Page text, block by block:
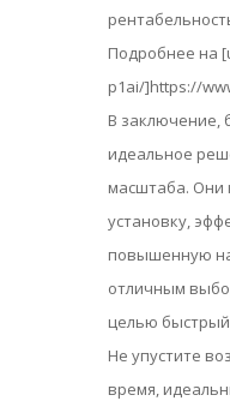
Подробнее на
p1ai/]https://
В заключение,
идеальное
масштаба. Они
установку,
повышенную
отличным
целью быстрый
Не упустите
время,